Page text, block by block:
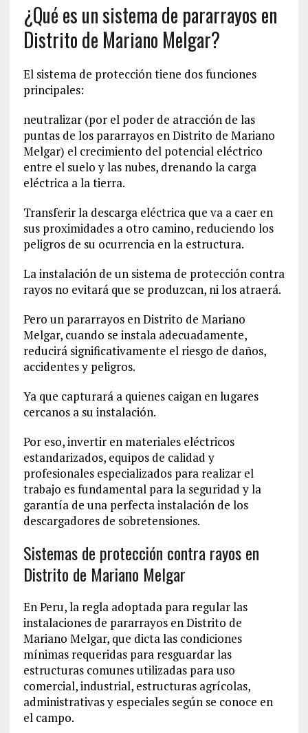
¿Qué es un sistema de pararrayos en
Distrito de Mariano Melgar?
El sistema de protección tiene dos funciones
principales:
neutralizar (por el poder de atracción de las
puntas de los pararrayos en Distrito de Mariano
Melgar) el crecimiento del potencial eléctrico
entre el suelo y las nubes, drenando la carga
eléctrica a la tierra.
Transferir la descarga eléctrica que va a caer en
sus proximidades a otro camino, reduciendo los
peligros de su ocurrencia en la estructura.
La instalación de un sistema de protección contra
rayos no evitará que se produzcan, ni los atraerá.
Pero un pararrayos en Distrito de Mariano
Melgar, cuando se instala adecuadamente,
reducirá significativamente el riesgo de daños,
accidentes y peligros.
Ya que capturará a quienes caigan en lugares
cercanos a su instalación.
Por eso, invertir en materiales eléctricos
estandarizados, equipos de calidad y
profesionales especializados para realizar el
trabajo es fundamental para la seguridad y la
garantía de una perfecta instalación de los
descargadores de sobretensiones.
Sistemas de protección contra rayos en
Distrito de Mariano Melgar
En Peru, la regla adoptada para regular las
instalaciones de pararrayos en Distrito de
Mariano Melgar, que dicta las condiciones
mínimas requeridas para resguardar las
estructuras comunes utilizadas para uso
comercial, industrial, estructuras agrícolas,
administrativas y especiales según se conoce en
el campo.